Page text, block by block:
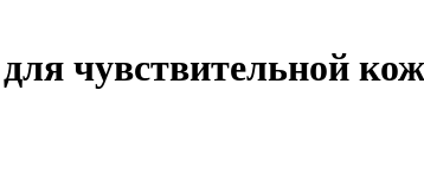
чувствительной